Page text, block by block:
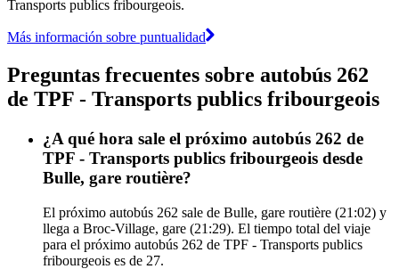
Transports publics fribourgeois.
Más información sobre puntualidad
Preguntas frecuentes sobre autobús 262
de TPF - Transports publics fribourgeois
¿A qué hora sale el próximo autobús 262 de
TPF - Transports publics fribourgeois desde
Bulle, gare routière?
El próximo autobús 262 sale de Bulle, gare routière (21:02) y
llega a Broc-Village, gare (21:29). El tiempo total del viaje
para el próximo autobús 262 de TPF - Transports publics
fribourgeois es de 27.